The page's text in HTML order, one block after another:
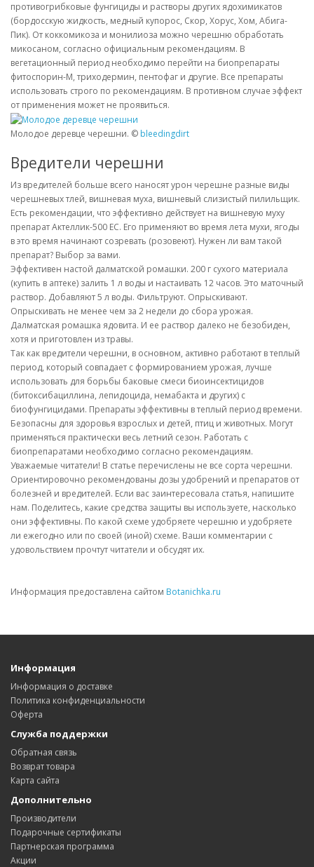
противогрибковые фунгициды и растворы других ядохимикатов
(бордосскую жидкость, медный купорос, Скор, Хорус, Хом, Абига-
Пик). От коккомикоза и монилиоза можно черешню обработать
микосаном, согласно официальным рекомендациям. В
вегетационный период необходимо перейти на биопрепараты
фитоспорин-М, триходермин, пентофаг и другие. Все препараты
использовать строго по рекомендациям. В противном случае эффект
от применения может не проявиться.
Молодое деревце черешни. © bleedingdirt
Вредители черешни
Из вредителей больше всего наносят урон черешне разные виды
черешневых тлей, вишневая муха, вишневый слизистый пилильщик.
Есть рекомендации, что эффективно действует на вишневую муху
препарат Актеллик-500 ЕС. Его применяют во время лета мухи, ягоды
в это время начинают созревать (розовеют). Нужен ли вам такой
препарат? Выбор за вами.
Эффективен настой далматской ромашки. 200 г сухого материала
(купить в аптеке) залить 1 л воды и настаивать 12 часов. Это маточный
раствор. Добавляют 5 л воды. Фильтруют. Опрыскивают.
Опрыскивать не менее чем за 2 недели до сбора урожая.
Далматская ромашка ядовита. И ее раствор далеко не безобиден,
хотя и приготовлен из травы.
Так как вредители черешни, в основном, активно работают в теплый
период, который совпадает с формированием урожая, лучше
использовать для борьбы баковые смеси биоинсектицидов
(битоксибациллина, лепидоцида, немабакта и других) с
биофунгицидами. Препараты эффективны в теплый период времени.
Безопасны для здоровья взрослых и детей, птиц и животных. Могут
применяться практически весь летний сезон. Работать с
биопрепаратами необходимо согласно рекомендациям.
Уважаемые читатели! В статье перечислены не все сорта черешни.
Ориентировочно рекомендованы дозы удобрений и препаратов от
болезней и вредителей. Если вас заинтересовала статья, напишите
нам. Поделитесь, какие средства защиты вы используете, насколько
они эффективны. По какой схеме удобряете черешню и удобряете
ли ежегодно или по своей (иной) схеме. Ваши комментарии с
удовольствием прочтут читатели и обсудят их.
Информация предоставлена сайтом Botanichka.ru
Информация
Информация о доставке
Политика конфиденциальности
Оферта
Служба поддержки
Обратная связь
Возврат товара
Карта сайта
Дополнительно
Производители
Подарочные сертификаты
Партнерская программа
Акции